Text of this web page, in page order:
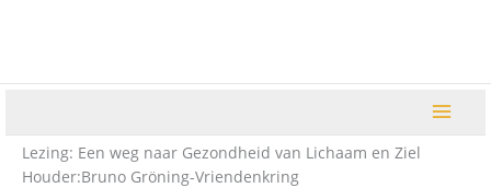
Lezing: Een weg naar Gezondheid van Lichaam en Ziel
Houder:Bruno Gröning-Vriendenkring